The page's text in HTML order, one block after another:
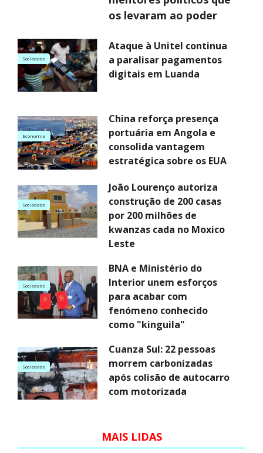
os levaram ao poder
Sociedade
Ataque à Unitel continua
a paralisar pagamentos
digitais em Luanda
Economia
China reforça presença
portuária em Angola e
consolida vantagem
estratégica sobre os EUA
Sociedade
João Lourenço autoriza
construção de 200 casas
por 200 milhões de
kwanzas cada no Moxico
Leste
Sociedade
BNA e Ministério do
Interior unem esforços
para acabar com
fenómeno conhecido
como "kinguila"
Sociedade
Cuanza Sul: 22 pessoas
morrem carbonizadas
após colisão de autocarro
com motorizada
MAIS LIDAS